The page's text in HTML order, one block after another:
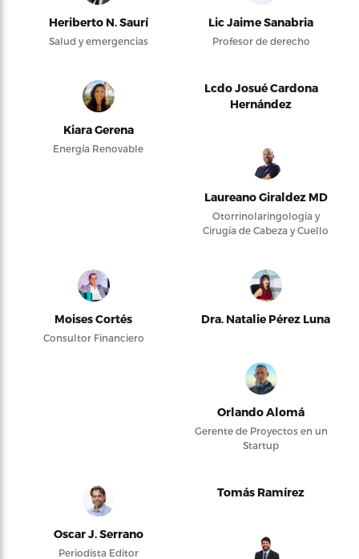
Heriberto N. Saurí
Salud y emergencias
Lic Jaime Sanabria
Profesor de derecho
Kiara Gerena
Energía Renovable
Lcdo Josué Cardona
Hernández
Laureano Giraldez MD
Otorrinolaringología y
Cirugía de Cabeza y Cuello
Moises Cortés
Consultor Financiero
Dra. Natalie Pérez Luna
Orlando Alomá
Gerente de Proyectos en un
Startup
Oscar J. Serrano
Periodista Editor
Tomás Ramírez